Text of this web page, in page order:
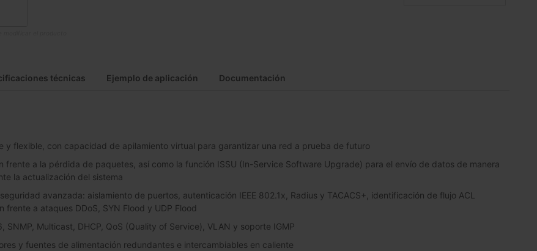
técnicas Ejemplo de aplicación Documentación
y flexible, con capacidad de apilamiento virtual para garantizar una red a prueba de futuro
frente a la pérdida de paquetes, así como la función ISSU (In-Service Software Upgrade) para el envío de datos de manera
la actualización del sistema
avanzada: aislamiento de puertos, autenticación IEEE 802.1x, Radius y TACACS+, identificación de flujo ACL
frente a ataques DDoS, SYN Flood y UDP Flood
SNMP, Multicast, DHCP, QoS (Quality of Service), VLAN y soporte IGMP
y fuentes de alimentación redundantes e intercambiables en caliente